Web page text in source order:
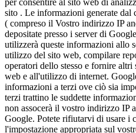
sito . Le informazioni generate
( compreso il Vostro indirizzo IP
depositate presso i server di
utilizzerà queste informazioni allo
utilizzo del sito web, compilare
operatori dello stesso e fornire
web e all'utilizzo di internet.
informazioni a terzi ove ciò sia
terzi trattino le suddette
non assocerà il vostro indirizzo IP
Google. Potete rifiutarvi di usare i
l'impostazione appropriata sul